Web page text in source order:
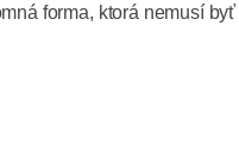
forma, ktorá nemusí